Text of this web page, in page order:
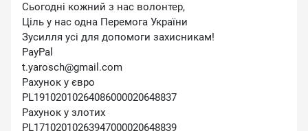
Сьогодні кожний з нас волонтер,
Ціль у нас одна Перемога України
Зусилля усі для допомоги захисникам!
PayPal
t.yarosch@gmail.com
Рахунок у євро
PL19102010264086000020648837
Рахунок у злотих
PL17102010263947000020648839